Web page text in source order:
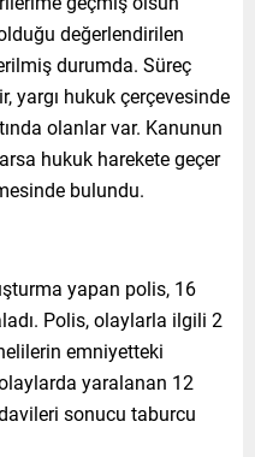
değerlendirilen
durumda. Süreç
yargı hukuk çerçevesinde
olanlar var. Kanunun
hukuk harekete geçer
bulundu.
yapan polis, 16
Polis, olaylarla ilgili 2
emniyetteki
yaralanan 12
sonucu taburcu